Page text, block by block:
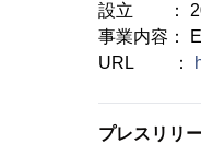
設立 ：
事業内容：
URL ：
プレスリリ